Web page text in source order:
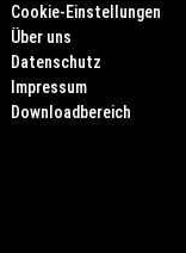
Cookie-Einstellungen
Über uns
Datenschutz
Impressum
Downloadbereich